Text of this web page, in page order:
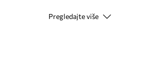
Boja
Pregledajte više